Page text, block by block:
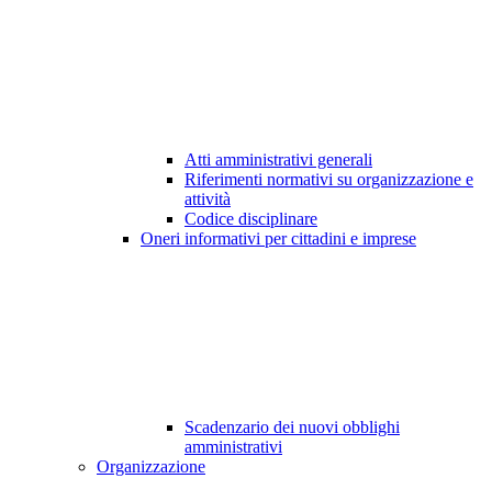
Atti amministrativi generali
Riferimenti normativi su organizzazione e
attività
Codice disciplinare
Oneri informativi per cittadini e imprese
Scadenzario dei nuovi obblighi
amministrativi
Organizzazione